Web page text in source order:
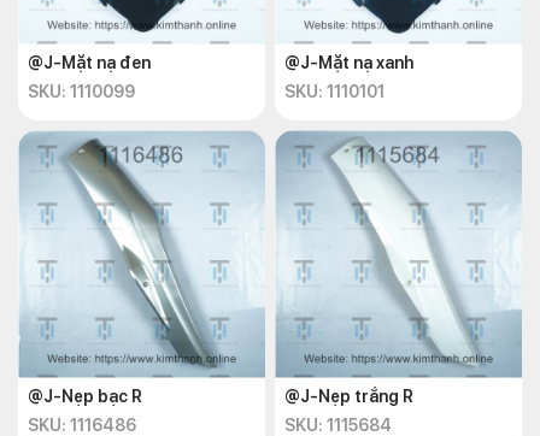
@J-Mặt nạ đen
SKU: 1110099
@J-Mặt nạ xanh
SKU: 1110101
@J-Nẹp bạc R
SKU: 1116486
@J-Nẹp trắng R
SKU: 1115684